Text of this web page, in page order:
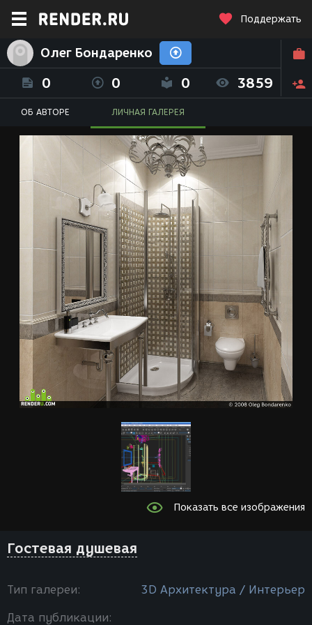
Поддержать
Олег Бондаренко
0 0 0 3859
ОБ АВТОРЕ ЛИЧНАЯ ГАЛЕРЕЯ
Показать все изображения
Гостевая душевая
Тип галереи: 3D Архитектура / Интерьер
Дата публикации: